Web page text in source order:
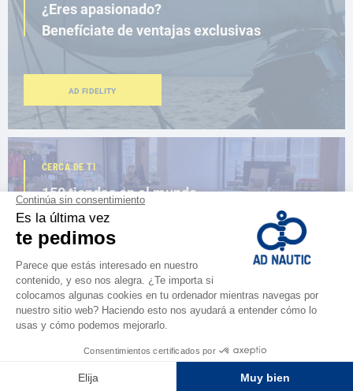
¿Eres apasionado?
Benefíciate de ventajas exclusivas
AD FIDELITY
CERCA DE TI
150 tiendas en el mundo,
la fuerza de una red
ENCUENTRA UNA TIENDA
Satisfecho o reembolsado